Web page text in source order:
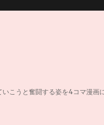
うと奮闘する姿を4コマ漫画